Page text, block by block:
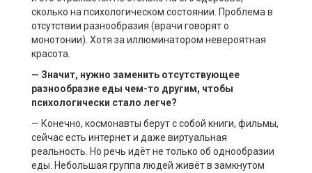
сколько на психологическом состоянии. Проблема в
отсутствии разнообразия (врачи говорят о
монотонии). Хотя за иллюминатором невероятная
красота.
— Значит, нужно заменить отсутствующее
разнообразие еды чем-то другим, чтобы
психологически стало легче?
— Конечно, космонавты берут с собой книги, фильмы,
сейчас есть интернет и даже виртуальная
реальность. Но речь идёт не только об однообразии
еды. Небольшая группа людей живёт в замкнутом